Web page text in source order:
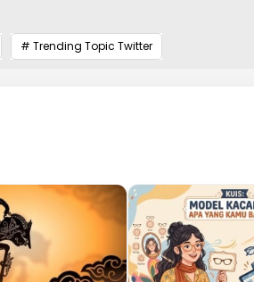
# Trending Topic Twitter